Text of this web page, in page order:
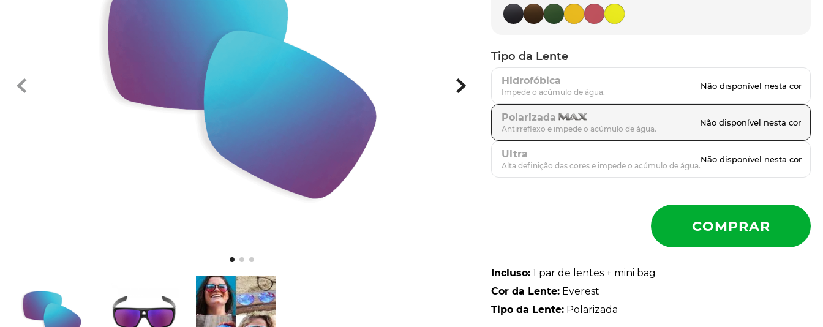
Tipo da Lente
Hidrofóbica
Polarizada
Ultra
Incluso: 1 par de lentes + mini bag
Cor da Lente: Everest
Tipo da Lente: Polarizada
parafusos
gascan